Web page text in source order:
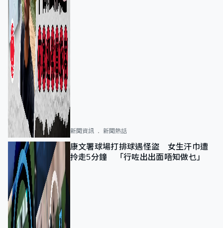
新聞資訊 新聞熱話
康文署球場打排球遇怪盜 女生汗巾遭
拎走5分鐘 「行咗出出面唔知做乜」